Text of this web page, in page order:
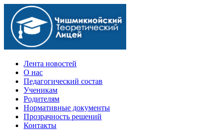
Официальный сайт учебного заведения
Лента новостей
О нас
Педагогический состав
Ученикам
Родителям
Нормативные документы
Прозрачность решений
Контакты